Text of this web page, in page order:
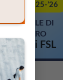
NOVITÀ 2025-’26
FORMULE DI
FUTURO
7 ore di FSL